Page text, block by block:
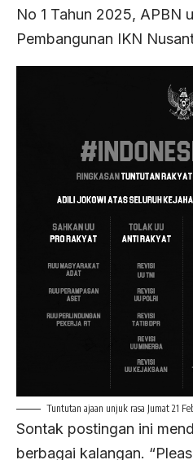
No 1 Tahun 2025, APBN
Pembangunan IKN
Tuntutan ajaan unjuk rasa Jumat 21
Sontak postingan ini
berbagai kalangan.